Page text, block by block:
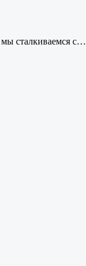
мы сталкиваемся с…